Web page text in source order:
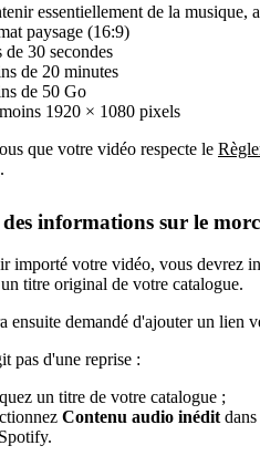
essentiellement de la musique,
paysage (16:9)
de 30 secondes
de 20 minutes
de 50 Go
1920 × 1080 pixels
que votre vidéo respecte le
.
informations sur le
importé votre vidéo, vous devrez
titre original de votre catalogue.
ensuite demandé d'ajouter un lien
pas d'une reprise :
un titre de votre catalogue ;
Contenu audio inéditdans